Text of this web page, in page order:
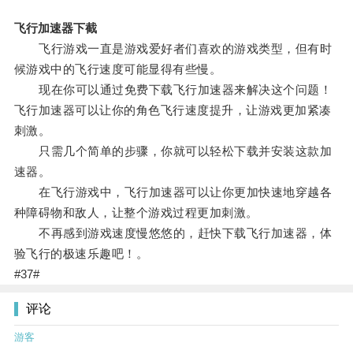
飞行加速器下截
飞行游戏一直是游戏爱好者们喜欢的游戏类型，但有时
候游戏中的飞行速度可能显得有些慢。
现在你可以通过免费下载飞行加速器来解决这个问题！
飞行加速器可以让你的角色飞行速度提升，让游戏更加紧凑
刺激。
只需几个简单的步骤，你就可以轻松下载并安装这款加
速器。
在飞行游戏中，飞行加速器可以让你更加快速地穿越各
种障碍物和敌人，让整个游戏过程更加刺激。
不再感到游戏速度慢悠悠的，赶快下载飞行加速器，体
验飞行的极速乐趣吧！。
#37#
评论
游客